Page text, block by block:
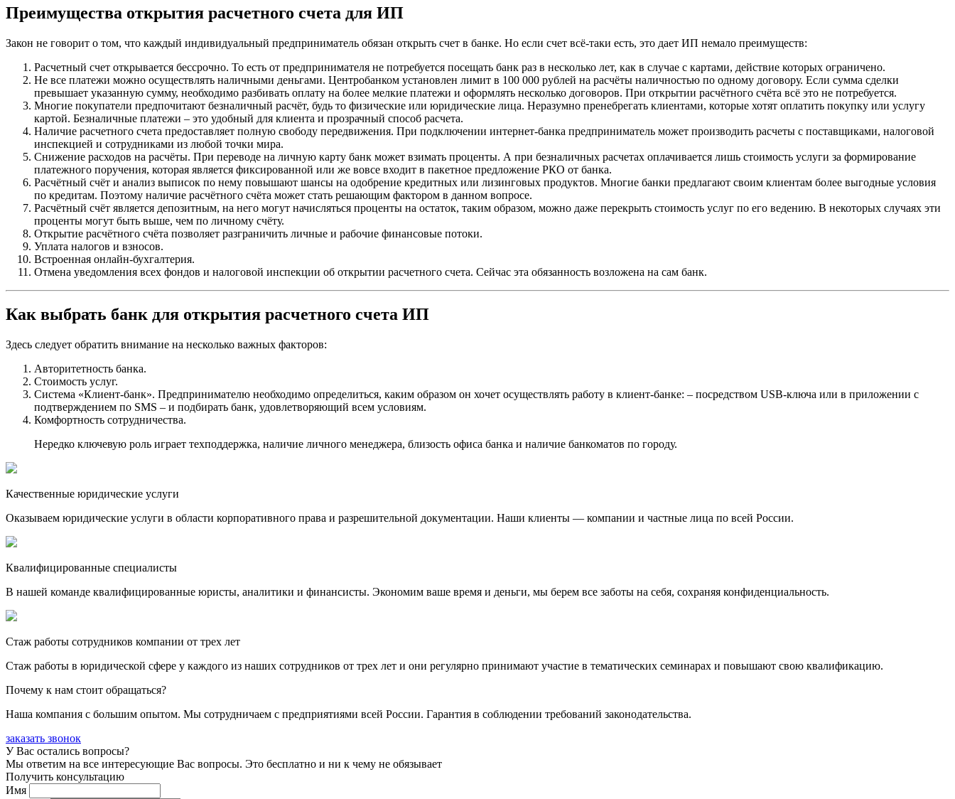
Преимущества открытия расчетного счета для ИП
Закон не говорит о том, что каждый индивидуальный предприниматель обязан открыть счет в банке. Но если счет всё-таки есть, это дает ИП немало преимуществ:
Расчетный счет открывается бессрочно. То есть от предпринимателя не потребуется посещать банк раз в несколько лет, как в случае с картами, действие которых ограничено.
Не все платежи можно осуществлять наличными деньгами. Центробанком установлен лимит в 100 000 рублей на расчёты наличностью по одному договору. Если сумма сделки
превышает указанную сумму, необходимо разбивать оплату на более мелкие платежи и оформлять несколько договоров. При открытии расчётного счёта всё это не потребуется.
Многие покупатели предпочитают безналичный расчёт, будь то физические или юридические лица. Неразумно пренебрегать клиентами, которые хотят оплатить покупку или услугу
картой. Безналичные платежи – это удобный для клиента и прозрачный способ расчета.
Наличие расчетного счета предоставляет полную свободу передвижения. При подключении интернет-банка предприниматель может производить расчеты с поставщиками, налоговой
инспекцией и сотрудниками из любой точки мира.
Снижение расходов на расчёты. При переводе на личную карту банк может взимать проценты. А при безналичных расчетах оплачивается лишь стоимость услуги за формирование
платежного поручения, которая является фиксированной или же вовсе входит в пакетное предложение РКО от банка.
Расчётный счёт и анализ выписок по нему повышают шансы на одобрение кредитных или лизинговых продуктов. Многие банки предлагают своим клиентам более выгодные условия
по кредитам. Поэтому наличие расчётного счёта может стать решающим фактором в данном вопросе.
Расчётный счёт является депозитным, на него могут начисляться проценты на остаток, таким образом, можно даже перекрыть стоимость услуг по его ведению. В некоторых случаях эти
проценты могут быть выше, чем по личному счёту.
Открытие расчётного счёта позволяет разграничить личные и рабочие финансовые потоки.
Уплата налогов и взносов.
Встроенная онлайн-бухгалтерия.
Отмена уведомления всех фондов и налоговой инспекции об открытии расчетного счета. Сейчас эта обязанность возложена на сам банк.
Как выбрать банк для открытия расчетного счета ИП
Здесь следует обратить внимание на несколько важных факторов:
Авторитетность банка.
Стоимость услуг.
Система «Клиент-банк». Предпринимателю необходимо определиться, каким образом он хочет осуществлять работу в клиент-банке: – посредством USB-ключа или в приложении с
подтверждением по SMS – и подбирать банк, удовлетворяющий всем условиям.
Комфортность сотрудничества.
Нередко ключевую роль играет техподдержка, наличие личного менеджера, близость офиса банка и наличие банкоматов по городу.
Качественные юридические услуги
Оказываем юридические услуги в области корпоративного права и разрешительной документации. Наши клиенты — компании и частные лица по всей России.
Квалифицированные специалисты
В нашей команде квалифицированные юристы, аналитики и финансисты. Экономим ваше время и деньги, мы берем все заботы на себя, сохраняя конфиденциальность.
Стаж работы сотрудников компании от трех лет
Стаж работы в юридической сфере у каждого из наших сотрудников от трех лет и они регулярно принимают участие в тематических семинарах и повышают свою квалификацию.
Почему к нам стоит обращаться?
Наша компания с большим опытом. Мы сотрудничаем с предприятиями всей России. Гарантия в соблюдении требований законодательства.
заказать звонок
У Вас остались вопросы?
Мы ответим на все интересующие Вас вопросы. Это бесплатно и ни к чему не обязывает
Получить консультацию
Имя